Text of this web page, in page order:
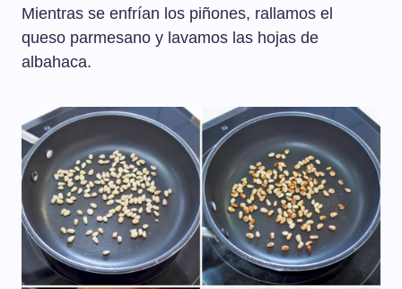
Mientras se enfrían los piñones, rallamos el
queso parmesano y lavamos las hojas de
albahaca.